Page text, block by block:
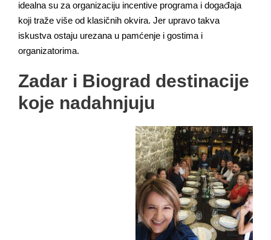
idealna su za organizaciju incentive programa i događaja
koji traže više od klasičnih okvira. Jer upravo takva
iskustva ostaju urezana u pamćenje i gostima i
organizatorima.
Zadar i Biograd destinacije
koje nadahnjuju